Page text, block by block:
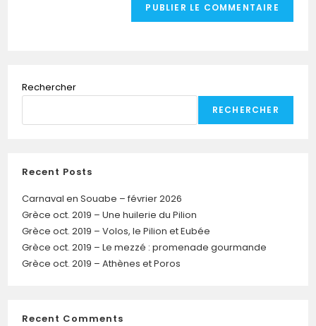
Rechercher
RECHERCHER
Recent Posts
Carnaval en Souabe – février 2026
Grèce oct. 2019 – Une huilerie du Pilion
Grèce oct. 2019 – Volos, le Pilion et Eubée
Grèce oct. 2019 – Le mezzé : promenade gourmande
Grèce oct. 2019 – Athènes et Poros
Recent Comments